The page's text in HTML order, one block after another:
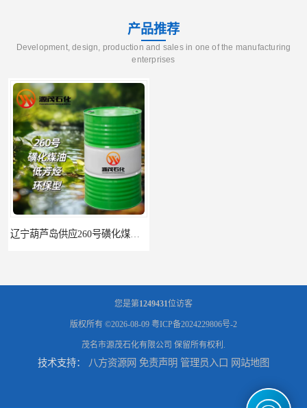
产品推荐
Development, design, production and sales in one of the manufacturing
enterprises
辽宁葫芦岛供应260号磺化煤油电解铜电解镍钴稀释剂
您是第1249431位访客
版权所有 ©2026-08-09 粤ICP备2024229806号-2
茂名市源茂石化有限公司 保留所有权利.
技术支持： 八方资源网 免责声明 管理员入口 网站地图